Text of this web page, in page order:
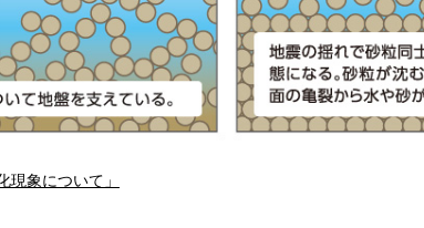
象について」